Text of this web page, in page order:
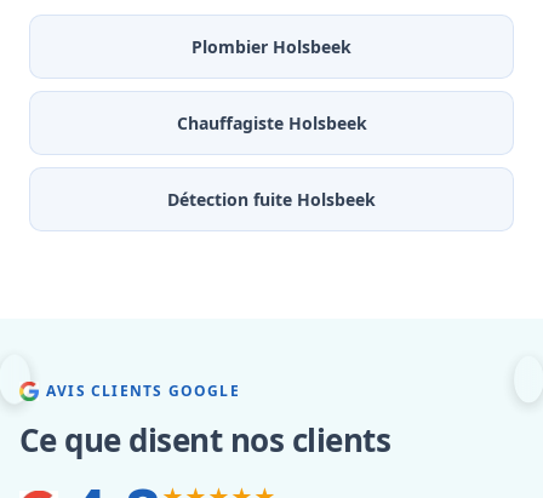
Plombier Holsbeek
Chauffagiste Holsbeek
Détection fuite Holsbeek
AVIS CLIENTS GOOGLE
Ce que disent nos clients